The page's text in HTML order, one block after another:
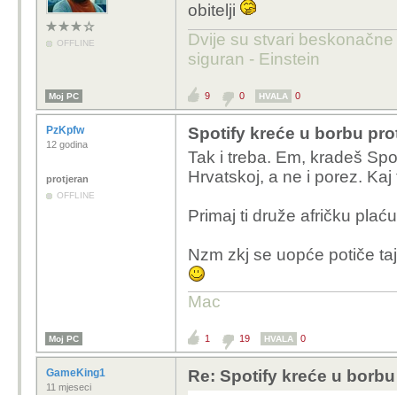
OFFLINE
obitelji
Dvije su stvari
siguran - Einstein
Moj PC 9 0 HVALA 0
PzKpfw
12 godina
protjeran
OFFLINE
Spotify kreće u borbu
Tak i treba. Em, kradeš
Hrvatskoj, a ne i porez.
Primaj ti druže afričku
Nzm zkj se uopće potiče
Mac
Moj PC 1 19 HVALA 0
GameKing1
11 mjeseci
Re: Spotify kreće u